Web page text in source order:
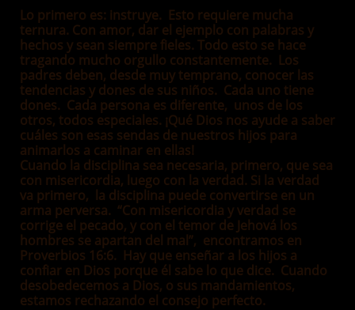
Lo primero es: instruye. Esto requiere mucha
ternura. Con amor, dar el ejemplo con palabras y
hechos y sean siempre fieles. Todo esto se hace
tragando mucho orgullo constantemente. Los
padres deben, desde muy temprano, conocer las
tendencias y dones de sus niños. Cada uno tiene
dones. Cada persona es diferente, unos de los
otros, todos especiales. ¡Qué Dios nos ayude a saber
cuáles son esas sendas de nuestros hijos para
animarlos a caminar en ellas!
Cuando la disciplina sea necesaria, primero, que sea
con misericordia, luego con la verdad. Si la verdad
va primero, la disciplina puede convertirse en un
arma perversa. “Con misericordia y verdad se
corrige el pecado, y con el temor de Jehová los
hombres se apartan del mal”, encontramos en
Proverbios 16:6. Hay que enseñar a los hijos a
confiar en Dios porque él sabe lo que dice. Cuando
desobedecemos a Dios, o sus mandamientos,
estamos rechazando el consejo perfecto.